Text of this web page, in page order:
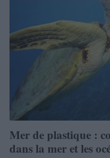
Mer de plastique :
dans la mer et les